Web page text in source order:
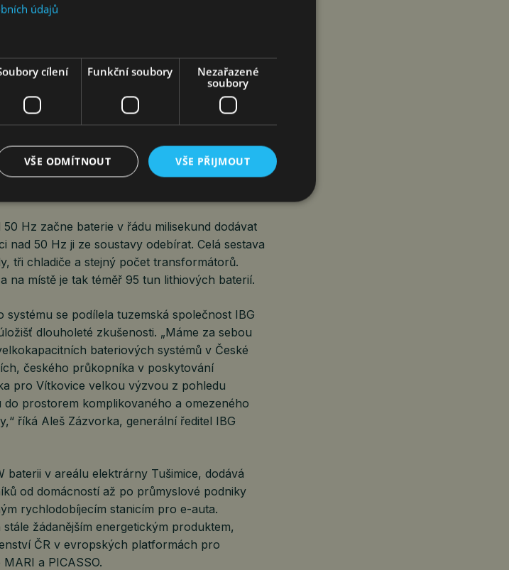
je dalším garantem stabilní dodávky
i domácnosti v celé ostravské aglomeraci.
nebo Vítkovickou Nemocnici,“ potvrzuje Jan
parametr dodávky energie byl u všech
ředitel ČEZ Energo, která bude baterii
Hz začne baterie v řádu milisekund dodávat
nad 50 Hz ji ze soustavy odebírat. Celá sestava
tři chladiče a stejný počet transformátorů.
na místě je tak téměř 95 tun lithiových baterií.
se podílela tuzemská společnost IBG
dlouholeté zkušenosti. „Máme za sebou
bateriových systémů v České
českého průkopníka v poskytování
pro Vítkovice velkou výzvou z pohledu
prostorem komplikovaného a omezeného
říká Aleš Zázvorka, generální ředitel IBG
v areálu elektrárny Tušimice, dodává
od domácností až po průmyslové podniky
rychlodobíjecím stanicím pro e-auta.
žádanějším energetickým produktem,
ČR v evropských platformách pro
a PICASSO.
údajů
cílení Funkční soubory
Nezařazené
soubory
VŠE PŘIJMOUT
VŠE ODMÍTNOUT